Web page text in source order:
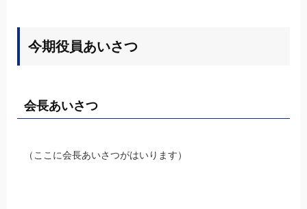
今期役員あいさつ
会長あいさつ
（ここに会長あいさつがはいります）